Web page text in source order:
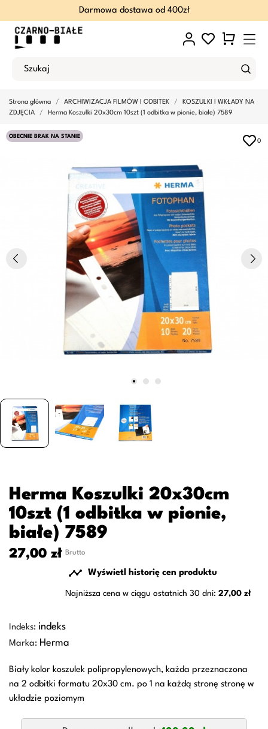
Darmowa dostawa od 400zł
Strona główna ARCHIWIZACJA FILMÓW I ODBITEK
KOSZULKI I WKŁADY NA
ZDJĘCIA
Herma Koszulki 20x30cm 10szt (1 odbitka w pionie, białe) 7589
OBECNIE BRAK NA STANIE
0
Herma Koszulki 20x30cm
10szt (1 odbitka w pionie,
białe) 7589
27,00 zł Brutto
 Wyświetl historię cen produktu
Najniższa cena w ciągu ostatnich 30 dni: 27,00 zł
Indeks: indeks
Marka: Herma
Biały kolor koszulek polipropylenowych, każda przeznaczona
na 2 odbitki formatu 20x30 cm. po 1 na każdą stronę stronę w
układzie poziomym